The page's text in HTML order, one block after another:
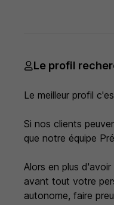
Le profil
Le meilleur profil
Si nos clients
que notre équipe
Alors en plus
avant tout votre
autonome, faire